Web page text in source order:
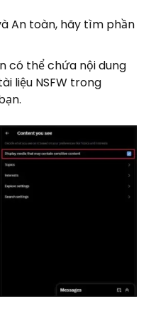
An toàn, hãy tìm phần
có thể chứa nội dung
liệu NSFW trong